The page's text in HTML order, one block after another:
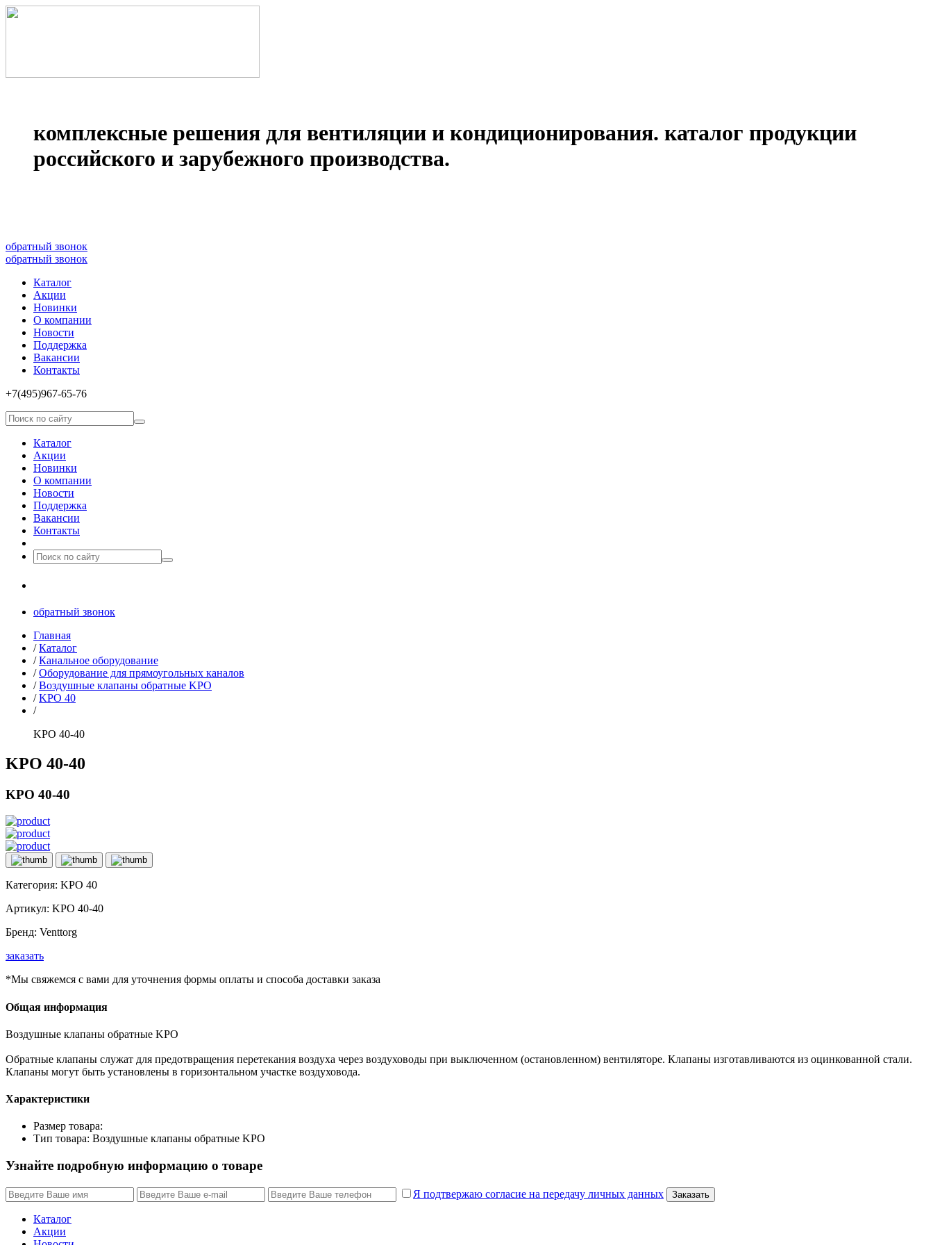
комплексные решения для вентиляции и кондиционирования. каталог продукции
российского и зарубежного производства.
обратный звонок
обратный звонок
Каталог
Акции
Новинки
О компании
Новости
Поддержка
Вакансии
Контакты
+7(495)967­-65­-76
Каталог
Акции
Новинки
О компании
Новости
Поддержка
Вакансии
Контакты
обратный звонок
Главная
/Каталог
/Канальное оборудование
/Оборудование для прямоугольных каналов
/Воздушные клапаны обратные KPO
/KPO 40
/
KPO 40-40
KPO 40-40
KPO 40-40
Категория: KPO 40
Артикул: KPO 40-40
Бренд: Venttorg
заказать
*Мы свяжемся с вами для уточнения формы оплаты и способа доставки заказа
Общая информация
Воздушные клапаны обратные KPO
Обратные клапаны служат для предотвращения перетекания воздуха через воздуховоды при выключенном (остановленном) вентиляторе. Клапаны изготавливаются из оцинкованной стали.
Клапаны могут быть установлены в горизонтальном участке воздуховода.
Характеристики
Размер товара:
Тип товара: Воздушные клапаны обратные KPO
Узнайте подробную информацию о товаре
Я подтвержаю согласие на передачу личных данных Заказать
Каталог
Акции